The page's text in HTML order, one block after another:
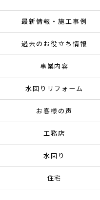
最新情報・施工事例
過去のお役立ち情報
事業内容
水回りリフォーム
お客様の声
工務店
水回り
住宅